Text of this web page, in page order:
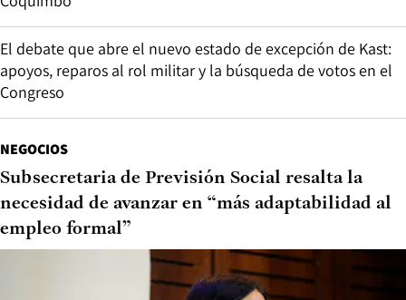
El debate que abre el nuevo estado de excepción de Kast:
apoyos, reparos al rol militar y la búsqueda de votos en el
Congreso
NEGOCIOS
Subsecretaria de Previsión Social resalta la
necesidad de avanzar en “más adaptabilidad al
empleo formal”